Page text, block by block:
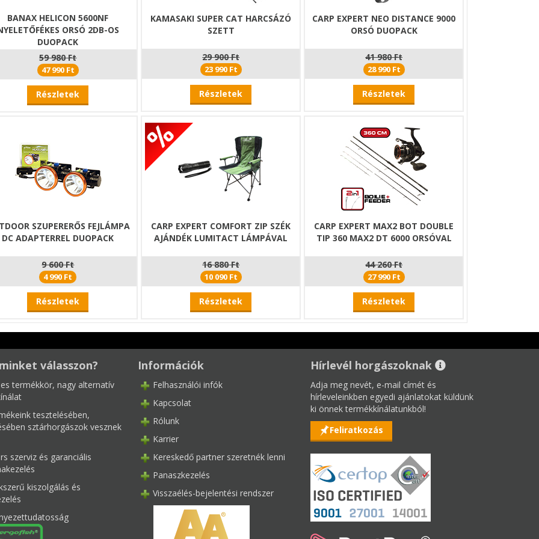
BANAX HELICON 5600NF
ORSÓ 2DB-OS
DUOPACK
59 980 Ft
47 990 Ft
Részletek
KAMASAKI SUPER CAT HARCSÁZÓ
SZETT
29 900 Ft
23 990 Ft
Részletek
CARP EXPERT NEO DISTANCE 9000
ORSÓ DUOPACK
41 980 Ft
28 990 Ft
Részletek
SZUPERERŐS FEJLÁMPA
DC ADAPTERREL DUOPACK
9 600 Ft
4 990 Ft
Részletek
CARP EXPERT COMFORT ZIP SZÉK
AJÁNDÉK LUMITACT LÁMPÁVAL
16 880 Ft
10 090 Ft
Részletek
CARP EXPERT MAX2 BOT DOUBLE
TIP 360 MAX2 DT 6000 ORSÓVAL
44 260 Ft
27 990 Ft
Részletek
válasszon?
termékkör, nagy alternatív
tesztelésében,
sztárhorgászok vesznek
szerviz és garanciális
kiszolgálás és
Információk
Felhasználói infók
Kapcsolat
Rólunk
Karrier
Kereskedő partner szeretnék lenni
Panaszkezelés
Visszaélés-bejelentési rendszer
Hírlevél horgászoknak
Adja meg nevét, e-mail címét és
hírleveleinkben egyedi ajánlatokat küldünk
ki önnek termékkínálatunkból!
Feliratkozás